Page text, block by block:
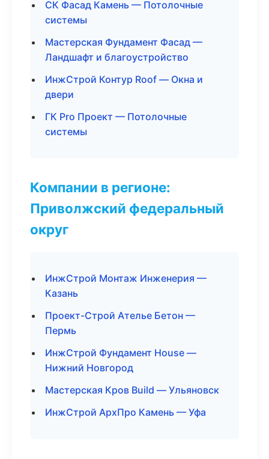
СК Фасад Камень — Потолочные
системы
Мастерская Фундамент Фасад —
Ландшафт и благоустройство
ИнжСтрой Контур Roof — Окна и
двери
ГК Pro Проект — Потолочные
системы
Компании в регионе:
Приволжский федеральный
округ
ИнжСтрой Монтаж Инженерия —
Казань
Проект-Строй Ателье Бетон —
Пермь
ИнжСтрой Фундамент House —
Нижний Новгород
Мастерская Кров Build — Ульяновск
ИнжСтрой АрхПро Камень — Уфа